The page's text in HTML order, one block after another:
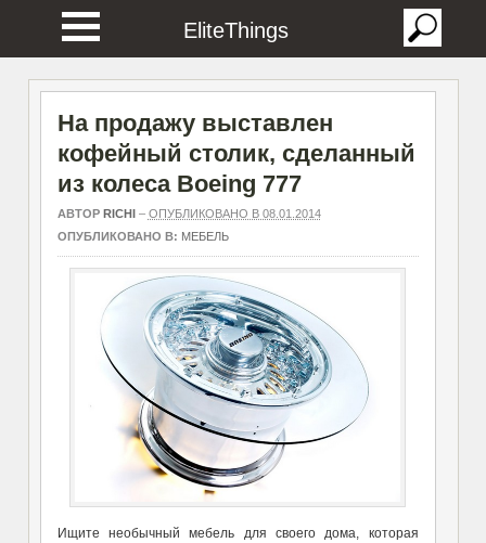
EliteThings
На продажу выставлен
кофейный столик, сделанный
из колеса Boeing 777
АВТОР RICHI– ОПУБЛИКОВАНО В 08.01.2014
ОПУБЛИКОВАНО В: МЕБЕЛЬ
Ищите необычный мебель для своего дома, которая